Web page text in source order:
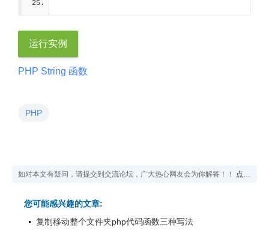
运行实例
PHP String 函数
PHP
如对本文有疑问，请提交到交流论坛，广大热心网友会为你解答！！ 点击进入论坛
您可能感兴趣的文章:
复制移动整个文件夹php代码函数三种写法